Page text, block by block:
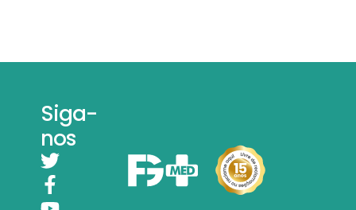
Siga-
nos